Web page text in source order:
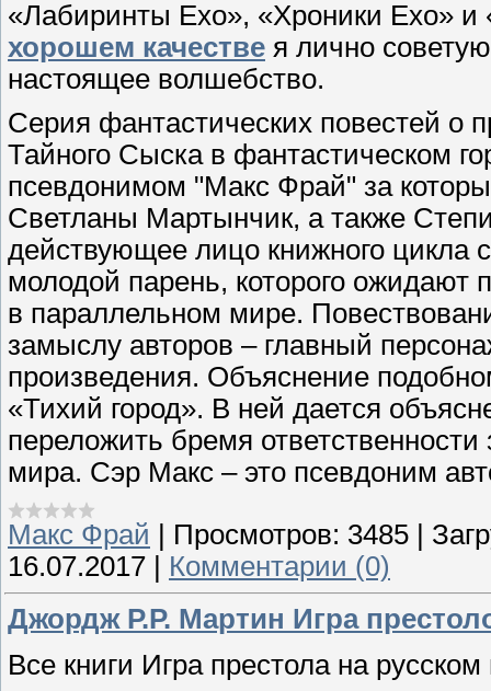
«Лабиринты Ехо», «Хроники Ехо»
хорошем качестве я лично
настоящее волшебство.
Серия фантастических повестей о
Тайного Сыска в фантастическом
псевдонимом "Макс Фрай" за
Светланы Мартынчик, а также
действующее лицо книжного цикла
молодой парень, которого ожидают
в параллельном мире.
замыслу авторов – главный
произведения. Объяснение
«Тихий город». В ней дается
переложить бремя
мира. Сэр Макс – это псевдоним
Макс Фрай Просмотров: 3485
16.07.2017
Комментарии (0)
Джордж Р.Р. Мартин Игра
Все книги Игра престола на русском